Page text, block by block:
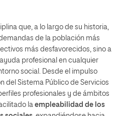
que, a lo largo de su historia,
de la población más
más desfavorecidos, sino a
profesional en cualquier
social. Desde el impulso
del Sistema Público de Servicios
profesionales y de ámbitos
la empleabilidad de los